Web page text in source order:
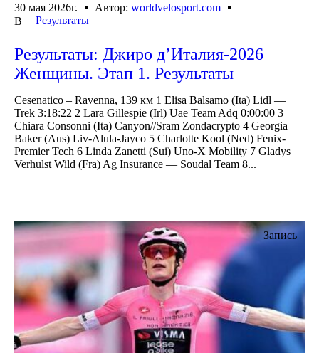
30 мая 2026г. Автор: worldvelosport.com
В
Результаты
Результаты: Джиро д’Италия-2026
Женщины. Этап 1. Результаты
Cesenatico – Ravenna, 139 км 1 Elisa Balsamo (Ita) Lidl —
Trek 3:18:22 2 Lara Gillespie (Irl) Uae Team Adq 0:00:00 3
Chiara Consonni (Ita) Canyon//Sram Zondacrypto 4 Georgia
Baker (Aus) Liv-Alula-Jayco 5 Charlotte Kool (Ned) Fenix-
Premier Tech 6 Linda Zanetti (Sui) Uno-X Mobility 7 Gladys
Verhulst Wild (Fra) Ag Insurance — Soudal Team 8...
Запись